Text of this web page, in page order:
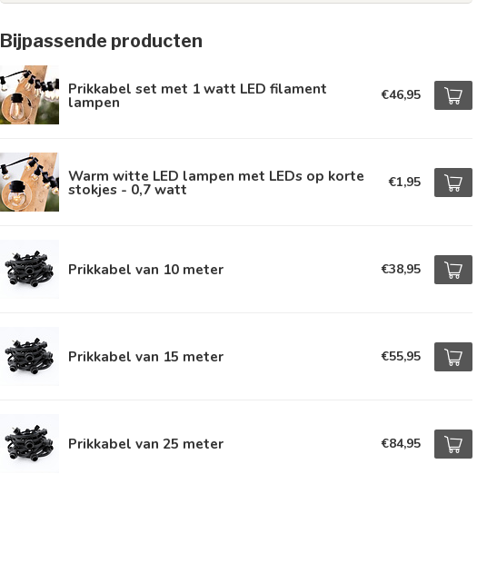
Bijpassende producten
Prikkabel set met 1 watt LED filament
lampen €46,95
Warm witte LED lampen met LEDs op korte
stokjes - 0,7 watt €1,95
Prikkabel van 10 meter €38,95
Prikkabel van 15 meter €55,95
Prikkabel van 25 meter €84,95